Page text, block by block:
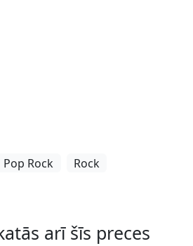
Pop Rock Rock
arī šīs preces